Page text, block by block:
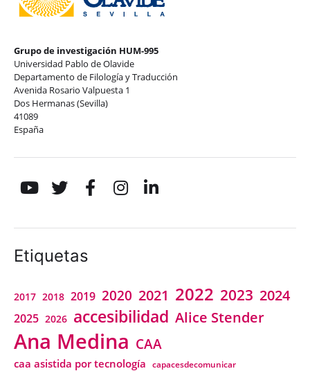
Grupo de investigación HUM-995
Universidad Pablo de Olavide
Departamento de Filología y Traducción
Avenida Rosario Valpuesta 1
Dos Hermanas (Sevilla)
41089
España
Etiquetas
2017 2018 2019 2020 2021 2022 2023 2024
2025 2026 accesibilidad Alice Stender
Ana Medina CAA
caa asistida por tecnología capacesdecomunicar